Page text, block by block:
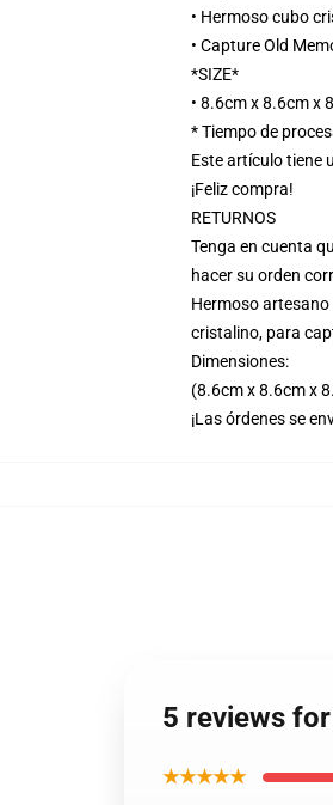
• Hermoso cubo
• Capture Old
*SIZE*
• 8.6cm x 8.6cm x
* Tiempo de
Este artículo tiene
¡Feliz compra!
RETURNOS
Tenga en cuenta
hacer su orden
Hermoso
cristalino, para
Dimensiones:
(8.6cm x 8.6cm x
¡Las órdenes se
5 reviews
★★★★★